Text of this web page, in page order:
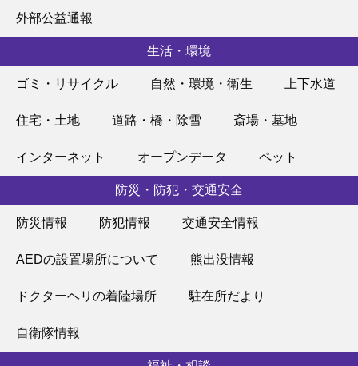
外部公益通報
生活・環境
ゴミ・リサイクル 自然・環境・衛生 上下水道
住宅・土地 道路・橋・除雪 斎場・墓地
インターネット オープンデータ ペット
防災・防犯・交通安全
防災情報 防犯情報 交通安全情報
AEDの設置場所について 熊出没情報
ドクターヘリの着陸場所 駐在所だより
自衛隊情報